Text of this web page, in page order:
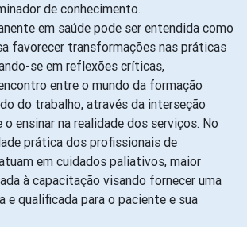
de conhecimento.
em saúde pode ser entendida como
favorecer transformações nas práticas
se em reflexões críticas,
entre o mundo da formação
do trabalho, através da interseção
o ensinar na realidade dos serviços. No
prática dos profissionais de
em cuidados paliativos, maior
à capacitação visando fornecer uma
e qualificada para o paciente e sua